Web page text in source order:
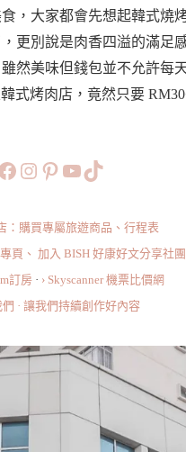
，大家都會先想起韓式燒
更別說是肉香四溢的滿足
然美味但錢包並不允許每
式烤肉店，竟然只要
https://
https://
旅行美食小短片TikTok
：購買專屬旅遊商品、行程表
頁、 加入 BISH 好康好文分享社團
訂房 · › Skyscanner 機票比價網
們 · 讓我們持續創作好內容